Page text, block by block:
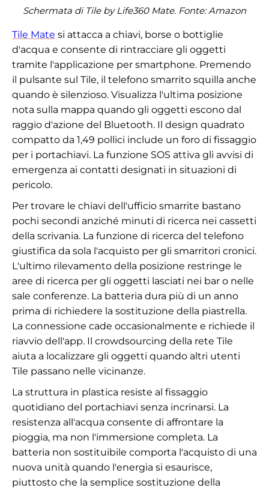
Schermata di Tile by Life360 Mate. Fonte: Amazon
Tile Mate si attacca a chiavi, borse o bottiglie
d'acqua e consente di rintracciare gli oggetti
tramite l'applicazione per smartphone. Premendo
il pulsante sul Tile, il telefono smarrito squilla anche
quando è silenzioso. Visualizza l'ultima posizione
nota sulla mappa quando gli oggetti escono dal
raggio d'azione del Bluetooth. Il design quadrato
compatto da 1,49 pollici include un foro di fissaggio
per i portachiavi. La funzione SOS attiva gli avvisi di
emergenza ai contatti designati in situazioni di
pericolo.
Per trovare le chiavi dell'ufficio smarrite bastano
pochi secondi anziché minuti di ricerca nei cassetti
della scrivania. La funzione di ricerca del telefono
giustifica da sola l'acquisto per gli smarritori cronici.
L'ultimo rilevamento della posizione restringe le
aree di ricerca per gli oggetti lasciati nei bar o nelle
sale conferenze. La batteria dura più di un anno
prima di richiedere la sostituzione della piastrella.
La connessione cade occasionalmente e richiede il
riavvio dell'app. Il crowdsourcing della rete Tile
aiuta a localizzare gli oggetti quando altri utenti
Tile passano nelle vicinanze.
La struttura in plastica resiste al fissaggio
quotidiano del portachiavi senza incrinarsi. La
resistenza all'acqua consente di affrontare la
pioggia, ma non l'immersione completa. La
batteria non sostituibile comporta l'acquisto di una
nuova unità quando l'energia si esaurisce,
piuttosto che la semplice sostituzione della